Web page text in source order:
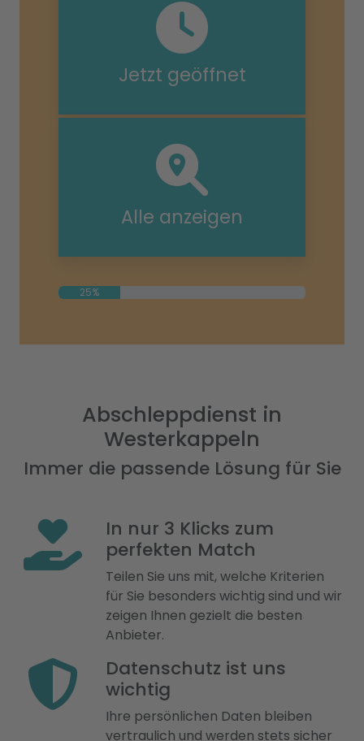
Jetzt geöffnet
Alle anzeigen
25%
Abschleppdienst in
Westerkappeln
Immer die passende Lösung für Sie
In nur 3 Klicks zum
perfekten Match
Teilen Sie uns mit, welche Kriterien
für Sie besonders wichtig sind und wir
zeigen Ihnen gezielt die besten
Anbieter.
Datenschutz ist uns
wichtig
Ihre persönlichen Daten bleiben
vertraulich und werden stets sicher